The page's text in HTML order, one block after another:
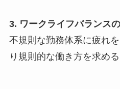
3. ワークライフバランス
不規則な勤務体系に疲れ
り規則的な働き方を求め